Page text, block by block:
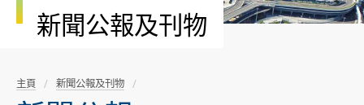
新聞公報及刊物
主頁 新聞公報及刊物